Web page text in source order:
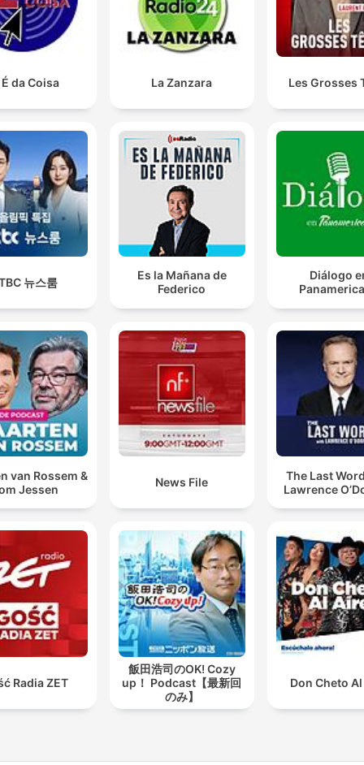
É da Coisa La Zanzara Les Grosses
뉴스룸
Es la Mañana de
Federico
Diálogo
van Rossem &
Jessen
News File
The Last
Lawrence
Radia ZET
飯田浩司のOK! Cozy
up！ Podcast【最新回
のみ】
Don Cheto